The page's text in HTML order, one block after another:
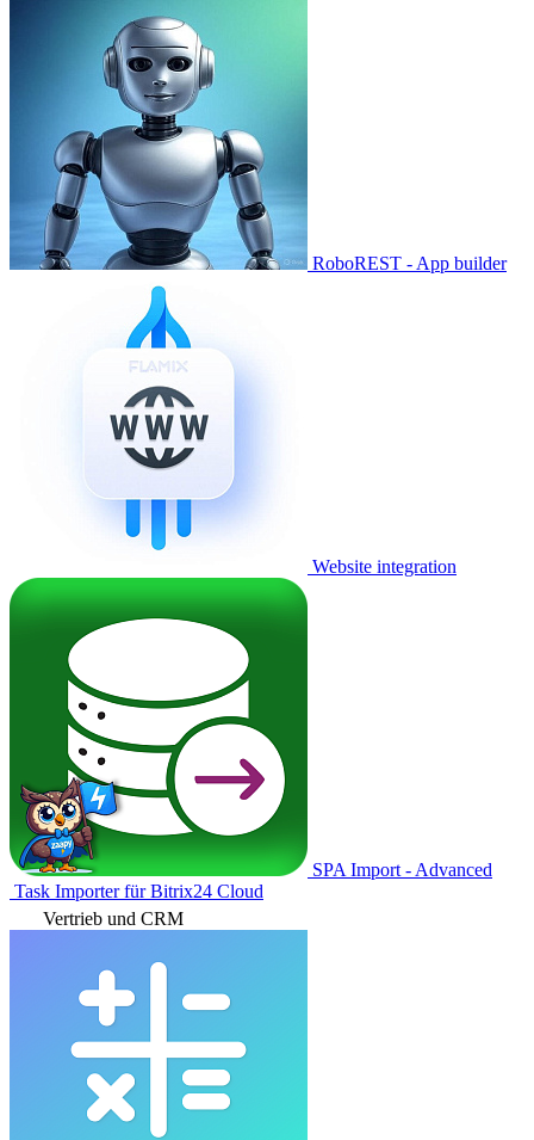
RoboREST - App builder
Website integration
SPA Import - Advanced
Task Importer für Bitrix24 Cloud
Vertrieb und CRM